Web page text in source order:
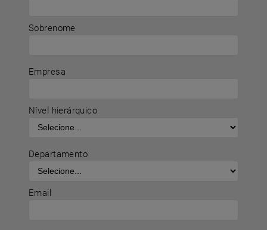
Sobrenome
Empresa
Nível hierárquico
Departamento
Email